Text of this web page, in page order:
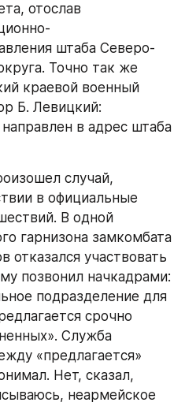
отослав
штаба Северо-
Точно так же
краевой военный
Б. Левицкий:
в адрес штаба
случай,
в официальные
В одной
гарнизона замкомбата
участвовать
позвонил начкадрами:
подразделение для
срочно
Служба
«предлагается»
Нет, сказал,
неармейское